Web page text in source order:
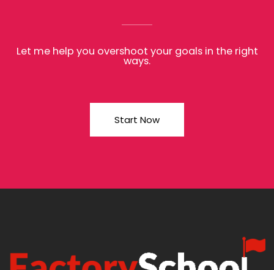
Let me help you overshoot your goals in the right
ways.
Start Now